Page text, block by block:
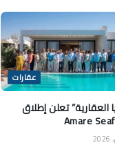
عقارات
العقارية” تعلن إطلاق
Amare